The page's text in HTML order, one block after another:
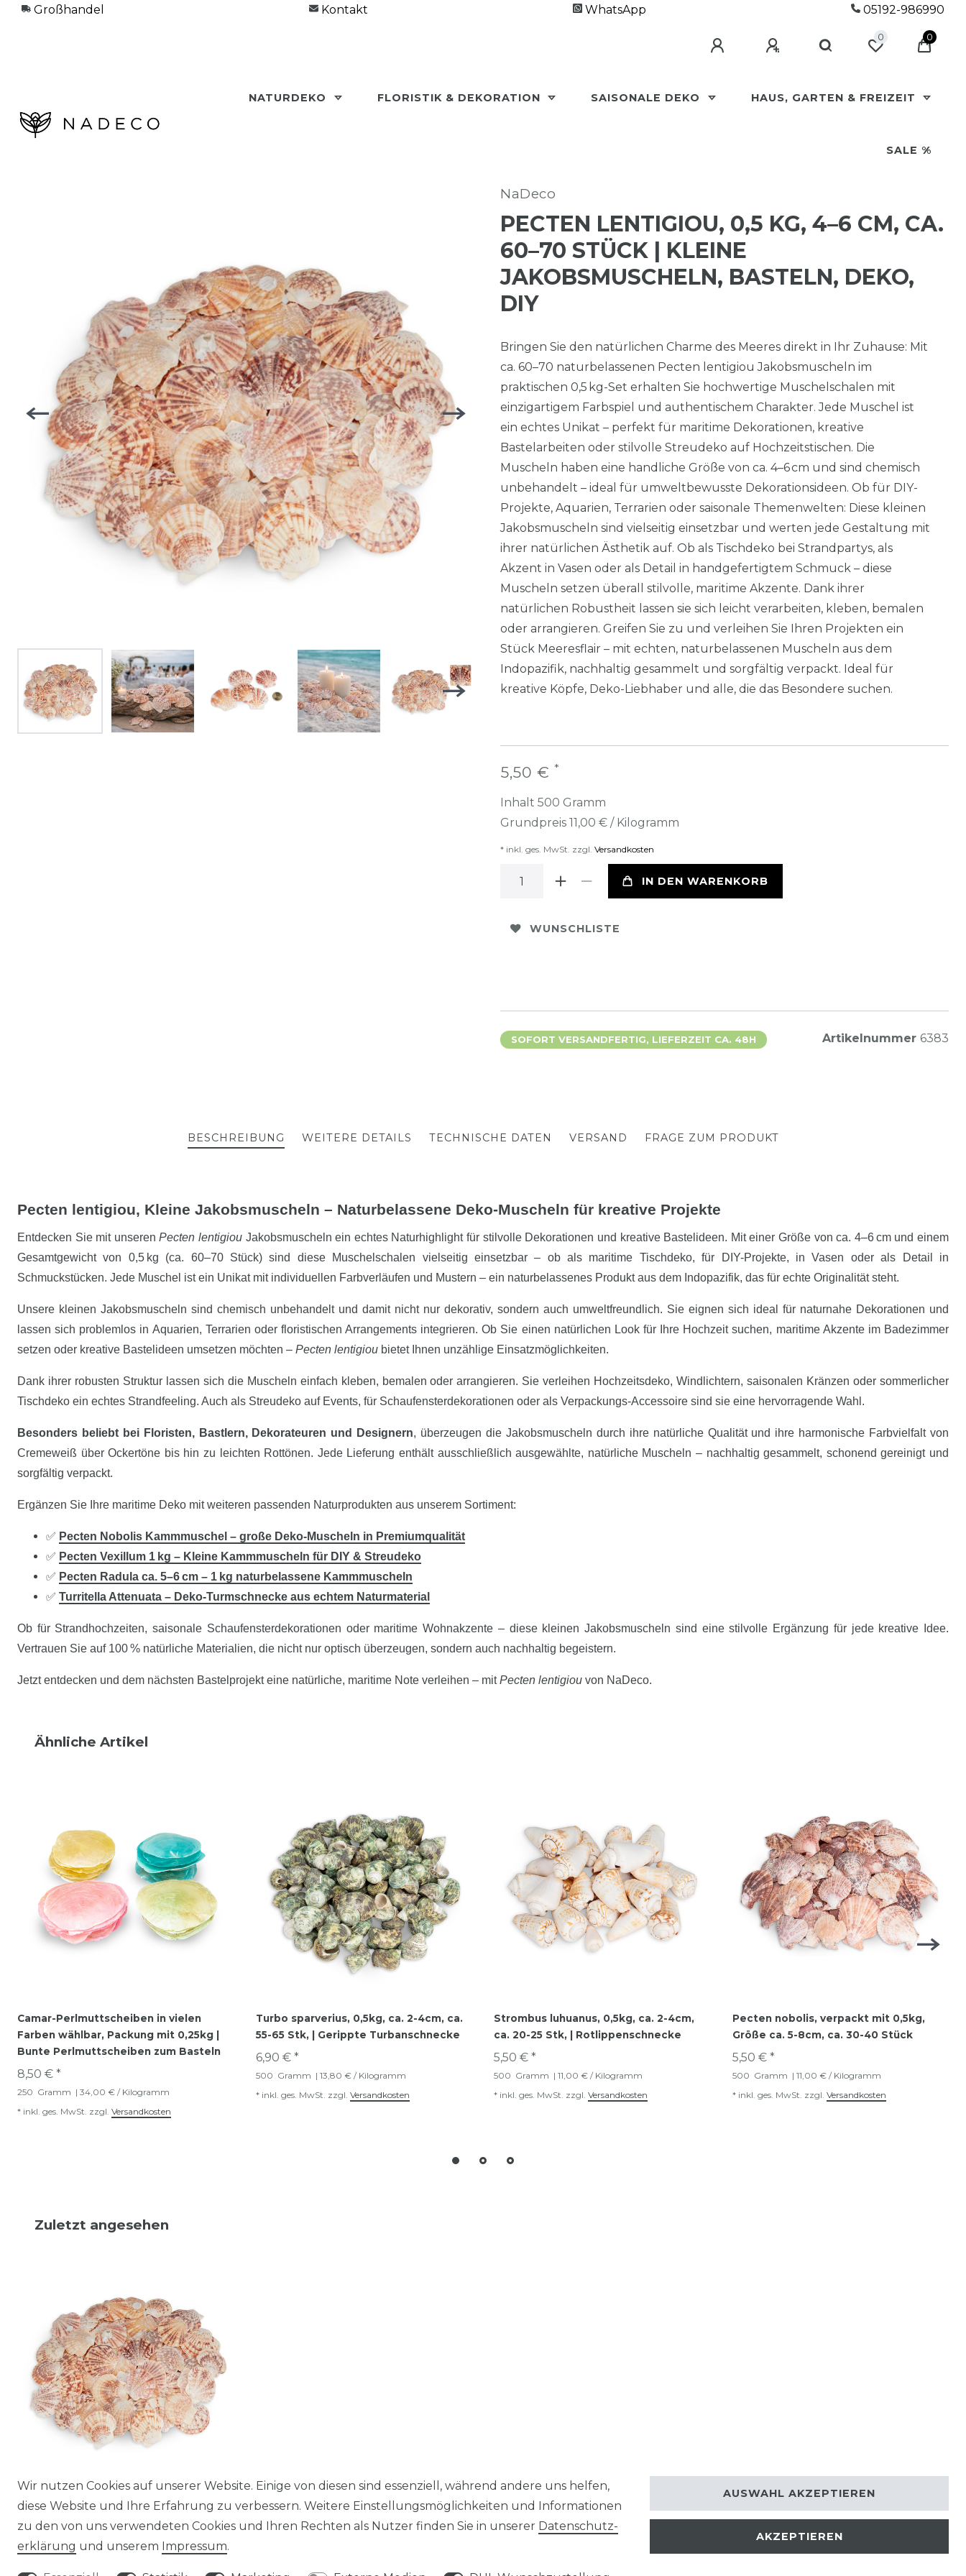
Großhandel Kontakt WhatsApp 05192-986990
0 0
NATURDEKO FLORISTIK & DEKORATION SAISONALE DEKO HAUS, GARTEN & FREIZEIT
SALE %
NaDeco
PECTEN LENTIGIOU, 0,5 KG, 4–6 CM, CA.
60–70 STÜCK | KLEINE
JAKOBSMUSCHELN, BASTELN, DEKO,
DIY
Bringen Sie den natürlichen Charme des Meeres direkt in Ihr Zuhause: Mit
ca. 60–70 naturbelassenen Pecten lentigiou Jakobsmuscheln im
praktischen 0,5 kg-Set erhalten Sie hochwertige Muschelschalen mit
einzigartigem Farbspiel und authentischem Charakter. Jede Muschel ist
ein echtes Unikat – perfekt für maritime Dekorationen, kreative
Bastelarbeiten oder stilvolle Streudeko auf Hochzeitstischen. Die
Muscheln haben eine handliche Größe von ca. 4–6 cm und sind chemisch
unbehandelt – ideal für umweltbewusste Dekorationsideen. Ob für DIY-
Projekte, Aquarien, Terrarien oder saisonale Themenwelten: Diese kleinen
Jakobsmuscheln sind vielseitig einsetzbar und werten jede Gestaltung mit
ihrer natürlichen Ästhetik auf. Ob als Tischdeko bei Strandpartys, als
Akzent in Vasen oder als Detail in handgefertigtem Schmuck – diese
Muscheln setzen überall stilvolle, maritime Akzente. Dank ihrer
natürlichen Robustheit lassen sie sich leicht verarbeiten, kleben, bemalen
oder arrangieren. Greifen Sie zu und verleihen Sie Ihren Projekten ein
Stück Meeresflair – mit echten, naturbelassenen Muscheln aus dem
Indopazifik, nachhaltig gesammelt und sorgfältig verpackt. Ideal für
kreative Köpfe, Deko-Liebhaber und alle, die das Besondere suchen.
5,50 € *
Inhalt 500 Gramm
Grundpreis 11,00 € / Kilogramm
* inkl. ges. MwSt. zzgl. Versandkosten
IN DEN WARENKORB
WUNSCHLISTE
SOFORT VERSANDFERTIG, LIEFERZEIT CA. 48H Artikelnummer 6383
BESCHREIBUNG WEITERE DETAILS TECHNISCHE DATEN VERSAND FRAGE ZUM PRODUKT
Pecten lentigiou, Kleine Jakobsmuscheln – Naturbelassene Deko-Muscheln für kreative Projekte
Entdecken Sie mit unserenPecten lentigiou Jakobsmuscheln ein echtes Naturhighlight für stilvolle Dekorationen und kreative Bastelideen. Mit einer Größe von ca. 4–6 cm und einem
Gesamtgewicht von 0,5 kg (ca. 60–70 Stück) sind diese Muschelschalen vielseitig einsetzbar – ob als maritime Tischdeko, für DIY-Projekte, in Vasen oder als Detail in
Schmuckstücken. Jede Muschel ist ein Unikat mit individuellen Farbverläufen und Mustern – ein naturbelassenes Produkt aus dem Indopazifik, das für echte Originalität steht.
Unsere kleinen Jakobsmuscheln sind chemisch unbehandelt und damit nicht nur dekorativ, sondern auch umweltfreundlich. Sie eignen sich ideal für naturnahe Dekorationen und
lassen sich problemlos in Aquarien, Terrarien oder floristischen Arrangements integrieren. Ob Sie einen natürlichen Look für Ihre Hochzeit suchen, maritime Akzente im Badezimmer
setzen oder kreative Bastelideen umsetzen möchten – Pecten lentigiou bietet Ihnen unzählige Einsatzmöglichkeiten.
Dank ihrer robusten Struktur lassen sich die Muscheln einfach kleben, bemalen oder arrangieren. Sie verleihen Hochzeitsdeko, Windlichtern, saisonalen Kränzen oder sommerlicher
Tischdeko ein echtes Strandfeeling. Auch als Streudeko auf Events, für Schaufensterdekorationen oder als Verpackungs-Accessoire sind sie eine hervorragende Wahl.
Besonders beliebt bei Floristen, Bastlern, Dekorateuren und Designern, überzeugen die Jakobsmuscheln durch ihre natürliche Qualität und ihre harmonische Farbvielfalt von
Cremeweiß über Ockertöne bis hin zu leichten Rottönen. Jede Lieferung enthält ausschließlich ausgewählte, natürliche Muscheln – nachhaltig gesammelt, schonend gereinigt und
sorgfältig verpackt.
Ergänzen Sie Ihre maritime Deko mit weiteren passenden Naturprodukten aus unserem Sortiment:
✅ Pecten Nobolis Kammmuschel – große Deko-Muscheln in Premiumqualität
✅ Pecten Vexillum 1 kg – Kleine Kammmuscheln für DIY & Streudeko
✅ Pecten Radula ca. 5–6 cm – 1 kg naturbelassene Kammmuscheln
✅ Turritella Attenuata – Deko-Turmschnecke aus echtem Naturmaterial
Ob für Strandhochzeiten, saisonale Schaufensterdekorationen oder maritime Wohnakzente – diese kleinen Jakobsmuscheln sind eine stilvolle Ergänzung für jede kreative Idee.
Vertrauen Sie auf 100 % natürliche Materialien, die nicht nur optisch überzeugen, sondern auch nachhaltig begeistern.
Jetzt entdecken und dem nächsten Bastelprojekt eine natürliche, maritime Note verleihen – mitPecten lentigiou von NaDeco.
Ähnliche Artikel
Camar-Perlmuttscheiben in vielen
Farben wählbar, Packung mit 0,25kg |
Bunte Perlmuttscheiben zum Basteln
8,50 € *
250 Gramm | 34,00 € / Kilogramm
* inkl. ges. MwSt. zzgl. Versandkosten
Turbo sparverius, 0,5kg, ca. 2-4cm, ca.
55-65 Stk, | Gerippte Turbanschnecke
6,90 € *
500 Gramm | 13,80 € / Kilogramm
* inkl. ges. MwSt. zzgl. Versandkosten
Strombus luhuanus, 0,5kg, ca. 2-4cm,
ca. 20-25 Stk, | Rotlippenschnecke
5,50 € *
500 Gramm | 11,00 € / Kilogramm
* inkl. ges. MwSt. zzgl. Versandkosten
Pecten nobolis, verpackt mit 0,5kg,
Größe ca. 5-8cm, ca. 30-40 Stück
5,50 € *
500 Gramm | 11,00 € / Kilogramm
* inkl. ges. MwSt. zzgl. Versandkosten
Zuletzt angesehen
Pecten lentigiou, 0,5 kg, 4–6 cm, ca. 60–
70 Stück | Kleine Jakobsmuscheln,
Wir nutzen Cookies auf unserer Website. Einige von diesen sind essenziell, während andere uns helfen,
diese Website und Ihre Erfahrung zu verbessern. Weitere Einstellungsmöglichkeiten und Informationen
zu den von uns verwendeten Cookies und Ihren Rechten als Nutzer finden Sie in unserer Daten­schutz­
erklärung und unserem Impressum.
AKZEPTIEREN
AUSWAHL AKZEPTIEREN